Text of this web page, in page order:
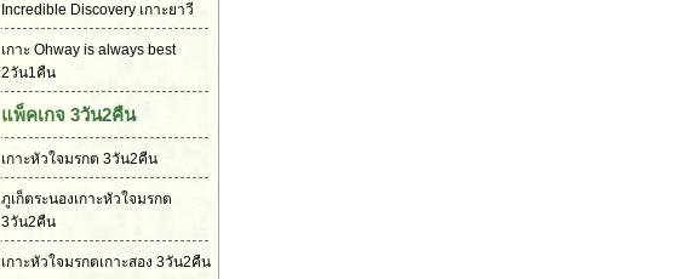
Incredible Discovery เกาะยาวี
เกาะ Ohway is always best
2วัน1คืน
แพ็คเกจ 3วัน2คืน
เกาะหัวใจมรกต 3วัน2คืน
ภูเก็ตระนองเกาะหัวใจมรกต
3วัน2คืน
เกาะหัวใจมรกตเกาะสอง 3วัน2คืน